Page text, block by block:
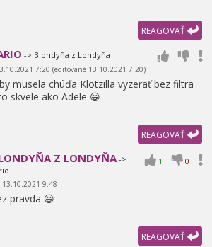
REAGOVAŤ
-> Blondyňa z Londyňa
7:20 (editované 13.10.2021 7:20)
musela chúďa Klotzilla vyzerať bez filtra
skvele ako Adele 😀
REAGOVAŤ
1 0
Z LONDYŇA ->
13.10.2021 9:48
pravda 😃
REAGOVAŤ